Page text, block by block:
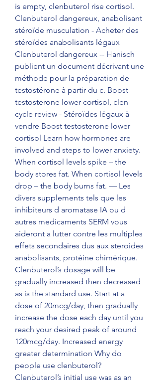
is empty, clenbuterol rise cortisol.
Clenbuterol dangereux, anabolisant
stéroïde musculation - Acheter des
stéroïdes anabolisants légaux
Clenbuterol dangereux -- Hanisch
publient un document décrivant une
méthode pour la préparation de
testostérone à partir du c. Boost
testosterone lower cortisol, clen
cycle review - Stéroïdes légaux à
vendre Boost testosterone lower
cortisol Learn how hormones are
involved and steps to lower anxiety.
When cortisol levels spike – the
body stores fat. When cortisol levels
drop – the body burns fat. — Les
divers supplements tels que les
inhibiteurs d aromatase IA ou d
autres medicaments SERM vous
aideront a lutter contre les multiples
effets secondaires dus aux steroides
anabolisants, protéine chimérique.
Clenbuterol’s dosage will be
gradually increased then decreased
as is the standard use. Start at a
dose of 20mcg/day, then gradually
increase the dose each day until you
reach your desired peak of around
120mcg/day. Increased energy
greater determination Why do
people use clenbuterol?
Clenbuterol’s initial use was as an